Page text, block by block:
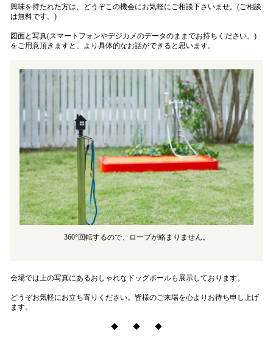
興味を持たれた方は、どうぞこの機会にお気軽にご相談下さいませ。(ご相談
は無料です。)
図面と写真(スマートフォンやデジカメのデータのままでお持ちください。)
をご用意頂きますと、より具体的なお話ができると思います。
360°回転するので、ロープが絡まりません。
会場では上の写真にあるおしゃれなドッグポールも展示しております。
どうぞお気軽にお立ち寄りください。皆様のご来場を心よりお待ち申し上げ
ます。
◆ ◆ ◆